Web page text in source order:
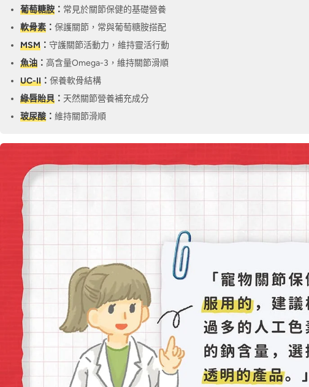
葡萄糖胺 ： 常見於關節保健的基礎營養
軟骨素 ：保護關節，常與葡萄糖胺搭配
MSM ：守護關節活動力，維持靈活行動
魚油 ：高含量Omega-3，維持關節滑順
UC-II ：保養軟骨結構
綠唇貽貝 ： 天然關節營養補充成分
玻尿酸 ：維持關節滑順